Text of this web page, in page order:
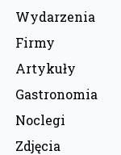
Wydarzenia
Firmy
Artykuły
Gastronomia
Noclegi
Zdjęcia